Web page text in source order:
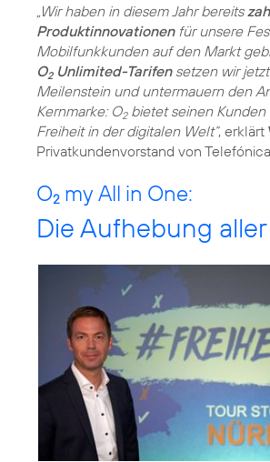
„Wir haben in diesem Jahr bereits
Produktinnovationenfür unsere
Mobilfunkkunden auf den Markt
O2Unlimited-Tarifensetzen wir
Meilenstein und untermauern den
Kernmarke: O2bietet seinen Kunden
Freiheit in der digitalen Welt“, erklärt
Privatkundenvorstand von
O2 my All in One:
Die Aufhebung